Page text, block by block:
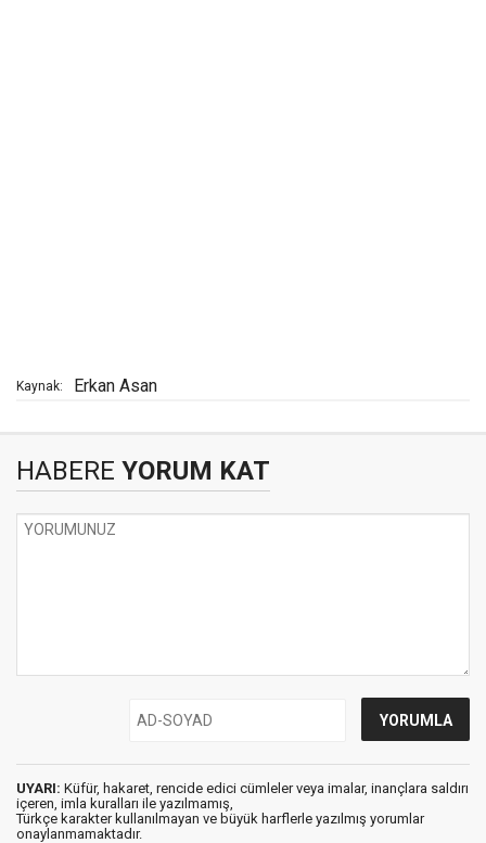
Kaynak: Erkan Asan
HABERE YORUM KAT
UYARI: Küfür, hakaret, rencide edici cümleler veya imalar, inançlara saldırı
içeren, imla kuralları ile yazılmamış,
Türkçe karakter kullanılmayan ve büyük harflerle yazılmış yorumlar
onaylanmamaktadır.